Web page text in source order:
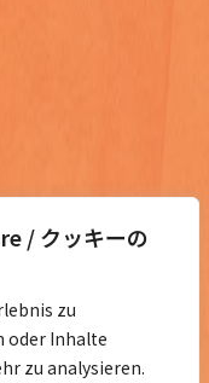
/ クッキーの
zu
oder Inhalte
zu analysieren.